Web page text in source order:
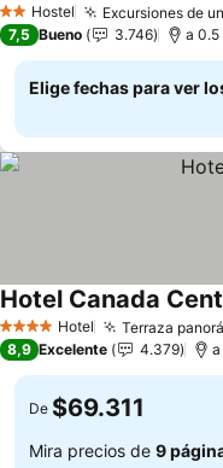
2 Estrellas
Hostel Excursiones de
7,5 Bueno 3.746 a 0.5
Elige fechas para ver
4 EstrellasHotel Terraza
Hotel Canada
8,9 Excelente 4.379
De $69.311
Mira precios de 9